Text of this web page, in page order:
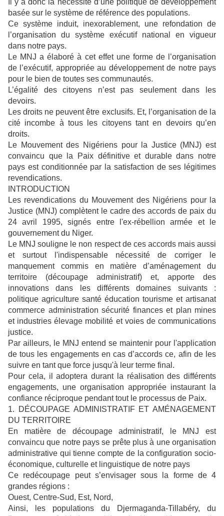
Il y a donc la nécessité d’une politique de développement
basée sur le système de référence des populations.
Ce système induit, inexorablement, une refondation de
l’organisation du système exécutif national en vigueur
dans notre pays.
Le MNJ a élaboré à cet effet une forme de l’organisation
de l’exécutif, appropriée au développement de notre pays
pour le bien de toutes ses communautés.
L’égalité des citoyens n’est pas seulement dans les
devoirs.
Les droits ne peuvent être exclusifs. Et, l’organisation de la
cité incombe à tous les citoyens tant en devoirs qu’en
droits.
Le Mouvement des Nigériens pour la Justice (MNJ) est
convaincu que la Paix définitive et durable dans notre
pays est conditionnée par la satisfaction de ses légitimes
revendications.
INTRODUCTION
Les revendications du Mouvement des Nigériens pour la
Justice (MNJ) complètent le cadre des accords de paix du
24 avril 1995, signés entre l'ex-rébellion armée et le
gouvernement du Niger.
Le MNJ souligne le non respect de ces accords mais aussi
et surtout l'indispensable nécessité de corriger le
manquement commis en matière d’aménagement du
territoire (découpage administratif) et, apporte des
innovations dans les différents domaines suivants :
politique agriculture santé éducation tourisme et artisanat
commerce administration sécurité finances et plan mines
et industries élevage mobilité et voies de communications
justice.
Par ailleurs, le MNJ entend se maintenir pour l'application
de tous les engagements en cas d’accords ce, afin de les
suivre en tant que force jusqu'à leur terme final.
Pour cela, il adoptera durant la réalisation des différents
engagements, une organisation appropriée instaurant la
confiance réciproque pendant tout le processus de Paix.
1. DÉCOUPAGE ADMINISTRATIF ET AMÉNAGEMENT
DU TERRITOIRE
En matière de découpage administratif, le MNJ est
convaincu que notre pays se prête plus à une organisation
administrative qui tienne compte de la configuration socio-
économique, culturelle et linguistique de notre pays
Ce redécoupage peut s’envisager sous la forme de 4
grandes régions :
Ouest, Centre-Sud, Est, Nord,
Ainsi, les populations du Djermaganda-Tillabéry, du